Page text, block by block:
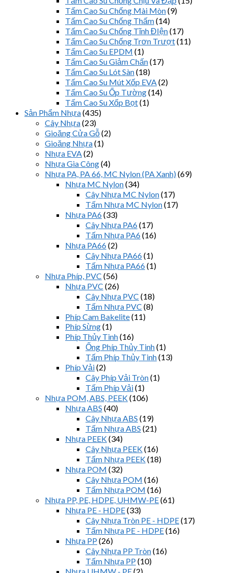
Tấm Cao Su Chống Mài Mòn(9)
Tấm Cao Su Chống Thấm(14)
Tấm Cao Su Chống Tĩnh ĐIện(17)
Tấm Cao Su Chống Trơn Trượt(11)
Tấm Cao Su EPDM (1)
Tấm Cao Su Giảm Chấn(17)
Tấm Cao Su Lót Sàn(18)
Tấm Cao Su Mút Xốp EVA(2)
Tấm Cao Su Ốp Tường(14)
Tấm Cao Su Xốp Bọt(1)
Sản Phẩm Nhựa(435)
Cây Nhựa(23)
Gioăng Cửa Gỗ(2)
Gioăng Nhựa(1)
Nhựa EVA(2)
Nhựa Gia Công(4)
Nhựa PA, PA 66, MC Nylon (PA Xanh)(69)
Nhựa MC Nylon(34)
Cây Nhựa MC Nylon(17)
Tấm Nhựa MC Nylon(17)
Nhựa PA6(33)
Cây Nhựa PA6(17)
Tấm Nhựa PA6(16)
Nhựa PA66(2)
Cây Nhựa PA66(1)
Tấm Nhựa PA66(1)
Nhựa Phíp, PVC (56)
Nhựa PVC (26)
Cây Nhựa PVC (18)
Tấm Nhựa PVC (8)
Phíp Cam Bakelite(11)
Phíp Sừng(1)
Phíp Thủy Tinh(16)
Ống Phíp Thủy Tinh(1)
Tấm Phíp Thủy Tinh(13)
Phíp Vải(2)
Cây Phíp Vải Tròn(1)
Tấm Phíp Vải(1)
Nhựa POM, ABS, PEEK(106)
Nhựa ABS (40)
Cây Nhựa ABS (19)
Tấm Nhựa ABS (21)
Nhựa PEEK(34)
Cây Nhựa PEEK(16)
Tấm Nhựa PEEK(18)
Nhựa POM (32)
Cây Nhựa POM (16)
Tấm Nhựa POM (16)
Nhựa PP, PE, HDPE, UHMW-PE(61)
Nhựa PE - HDPE(33)
Cây Nhựa Tròn PE - HDPE(17)
Tấm Nhựa PE - HDPE(16)
Nhựa PP (26)
Cây Nhựa PP Tròn(16)
Tấm Nhựa PP (10)